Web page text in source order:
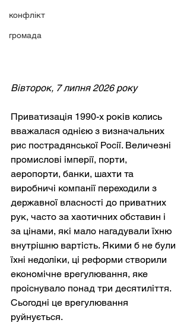
конфлікт
громада
Вівторок, 7 липня 2026 року
Приватизація 1990-х років колись
вважалася однією з визначальних
рис пострадянської Росії. Величезні
промислові імперії, порти,
аеропорти, банки, шахти та
виробничі компанії переходили з
державної власності до приватних
рук, часто за хаотичних обставин і
за цінами, які мало нагадували їхню
внутрішню вартість. Якими б не були
їхні недоліки, ці реформи створили
економічне врегулювання, яке
проіснувало понад три десятиліття.
Сьогодні це врегулювання
руйнується.